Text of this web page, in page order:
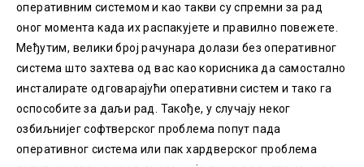
оперативним системом и као такви су спремни за рад
оног момента када их распакујете и правилно повежете.
Међутим, велики број рачунара долази без оперативног
система што захтева од вас као корисника да самостално
инсталирате одговарајући оперативни систем и тако га
оспособите за даљи рад. Такође, у случају неког
озбиљнијег софтверског проблема попут пада
оперативног система или пак хардверског проблема